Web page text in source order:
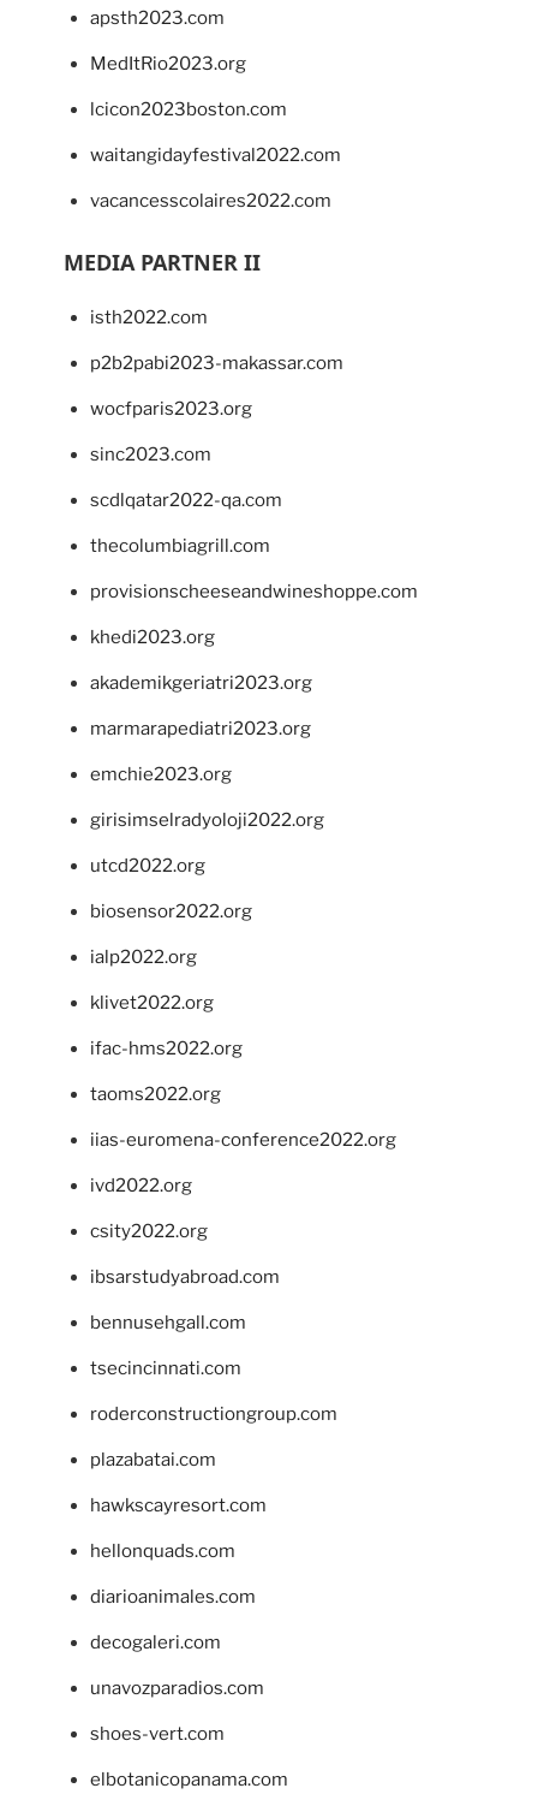
apsth2023.com
MedItRio2023.org
lcicon2023boston.com
waitangidayfestival2022.com
vacancesscolaires2022.com
MEDIA PARTNER II
isth2022.com
p2b2pabi2023-makassar.com
wocfparis2023.org
sinc2023.com
scdlqatar2022-qa.com
thecolumbiagrill.com
provisionscheeseandwineshoppe.com
khedi2023.org
akademikgeriatri2023.org
marmarapediatri2023.org
emchie2023.org
girisimselradyoloji2022.org
utcd2022.org
biosensor2022.org
ialp2022.org
klivet2022.org
ifac-hms2022.org
taoms2022.org
iias-euromena-conference2022.org
ivd2022.org
csity2022.org
ibsarstudyabroad.com
bennusehgall.com
tsecincinnati.com
roderconstructiongroup.com
plazabatai.com
hawkscayresort.com
hellonquads.com
diarioanimales.com
decogaleri.com
unavozparadios.com
shoes-vert.com
elbotanicopanama.com